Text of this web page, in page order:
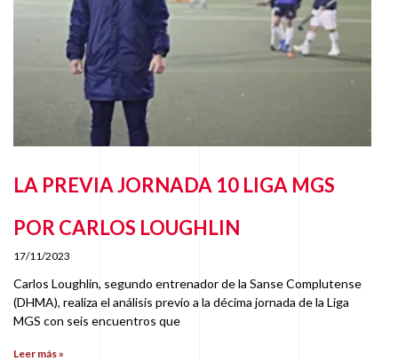
LA PREVIA JORNADA 10 LIGA MGS
POR CARLOS LOUGHLIN
17/11/2023
Carlos Loughlin, segundo entrenador de la Sanse Complutense
(DHMA), realiza el análisis previo a la décima jornada de la Liga
MGS con seis encuentros que
Leer más »